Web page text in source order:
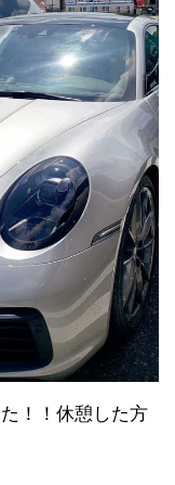
！！休憩した方